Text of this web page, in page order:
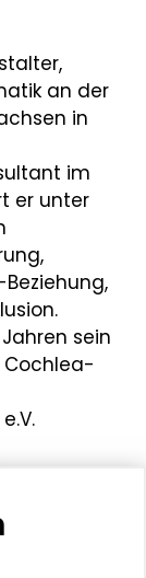
an der
in
im
er unter
sein
Cochlea-
April